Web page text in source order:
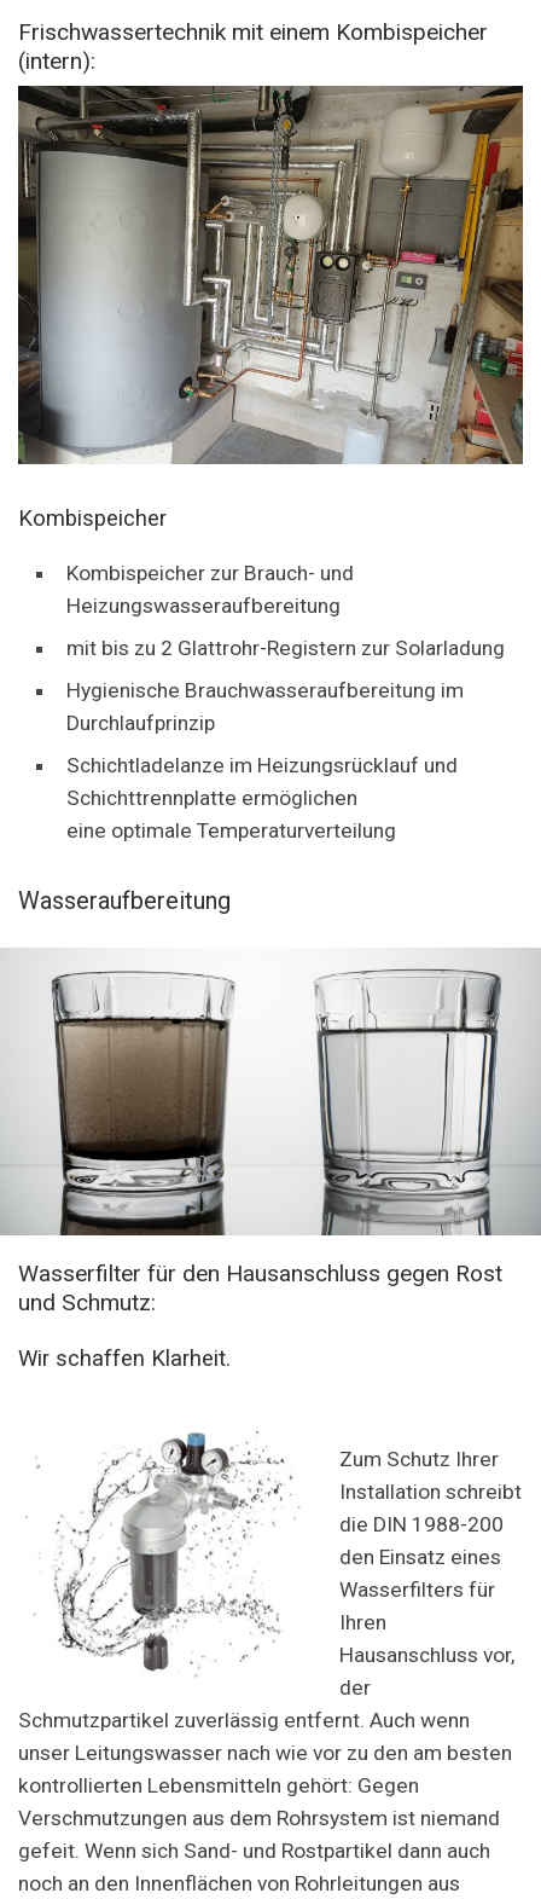
Frischwassertechnik mit einem Kombispeicher
(intern):
Kombispeicher
Kombispeicher zur Brauch- und
Heizungswasseraufbereitung
mit bis zu 2 Glattrohr-Registern zur Solarladung
Hygienische Brauchwasseraufbereitung im
Durchlaufprinzip
Schichtladelanze im Heizungsrücklauf und
Schichttrennplatte ermöglichen
eine optimale Temperaturverteilung
Wasseraufbereitung
Wasserfilter für den Hausanschluss gegen Rost
und Schmutz:
Wir schaffen Klarheit.
Zum Schutz Ihrer
Installation schreibt
die DIN 1988-200
den Einsatz eines
Wasserfilters für
Ihren
Hausanschluss vor,
der
Schmutzpartikel zuverlässig entfernt. Auch wenn
unser Leitungswasser nach wie vor zu den am besten
kontrollierten Lebensmitteln gehört: Gegen
Verschmutzungen aus dem Rohrsystem ist niemand
gefeit. Wenn sich Sand- und Rostpartikel dann auch
noch an den Innenflächen von Rohrleitungen aus